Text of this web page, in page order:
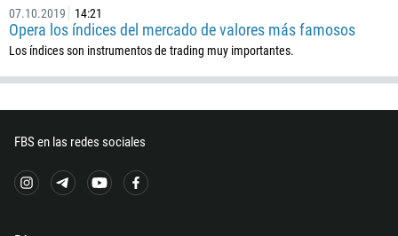
07.10.2019 14:21
Opera los índices del mercado de valores más famosos
Los índices son instrumentos de trading muy importantes.
FBS en las redes sociales
973
880
501
229
1441